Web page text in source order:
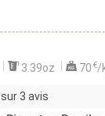
3.39oz 70 €/
sur 3 avis